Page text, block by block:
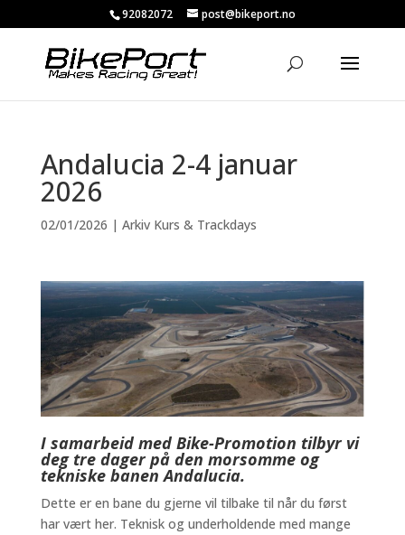
92082072 post@bikeport.no
Andalucia 2-4 januar
2026
02/01/2026 | Arkiv Kurs & Trackdays
I samarbeid med Bike-Promotion tilbyr vi
deg tre dager på den morsomme og
tekniske banen Andalucia.
Dette er en bane du gjerne vil tilbake til når du først
har vært her. Teknisk og underholdende med mange